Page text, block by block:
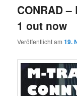
CONRAD
1 out now
Veröffentlicht am19.